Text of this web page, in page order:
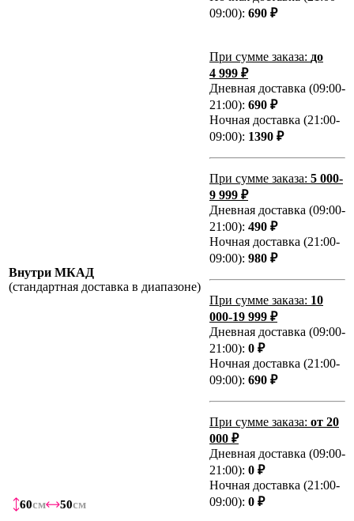
60см 50см
60см 50см
60см 50см
60см 50см
60см 50см
60см 50см
60см 50см
60см 50см
60см 50см
09:00): 690 ₽
Внутри МКАД
(стандартная доставка в диапазоне)
При сумме заказа: до
4 999 ₽
Дневная доставка (09:00-
21:00): 690 ₽
Ночная доставка (21:00-
09:00): 1390 ₽
При сумме заказа: 5 000-
9 999 ₽
Дневная доставка (09:00-
21:00): 490 ₽
Ночная доставка (21:00-
09:00): 980 ₽
При сумме заказа: 10
000-19 999 ₽
Дневная доставка (09:00-
21:00): 0 ₽
Ночная доставка (21:00-
09:00): 690 ₽
При сумме заказа: от 20
000 ₽
Дневная доставка (09:00-
21:00): 0 ₽
Ночная доставка (21:00-
09:00): 0 ₽